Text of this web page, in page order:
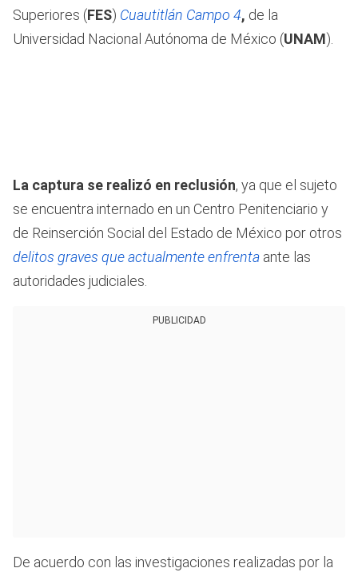
Superiores (FES) Cuautitlán Campo 4, de la
Universidad Nacional Autónoma de México (UNAM).
La captura se realizó en reclusión, ya que el sujeto
se encuentra internado en un Centro Penitenciario y
de Reinserción Social del Estado de México por otros
delitos graves que actualmente enfrenta ante las
autoridades judiciales.
PUBLICIDAD
De acuerdo con las investigaciones realizadas por la